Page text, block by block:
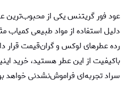
عود فور گریتنس یکی از
دلیل استفاده از مواد طبیعی کمیاب
رده عطرهای لوکس و گران‌قیمت قرار
باکیفیت از این عطر هستید، خرید
سراد تجربه‌ای فراموش‌نشدنی خواهد